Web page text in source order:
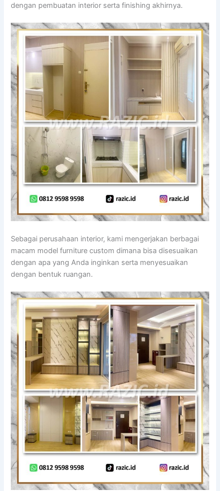
dengan pembuatan interior serta finishing akhirnya.
Sebagai perusahaan interior, kami mengerjakan berbagai
macam model furniture custom dimana bisa disesuaikan
dengan apa yang Anda inginkan serta menyesuaikan
dengan bentuk ruangan.